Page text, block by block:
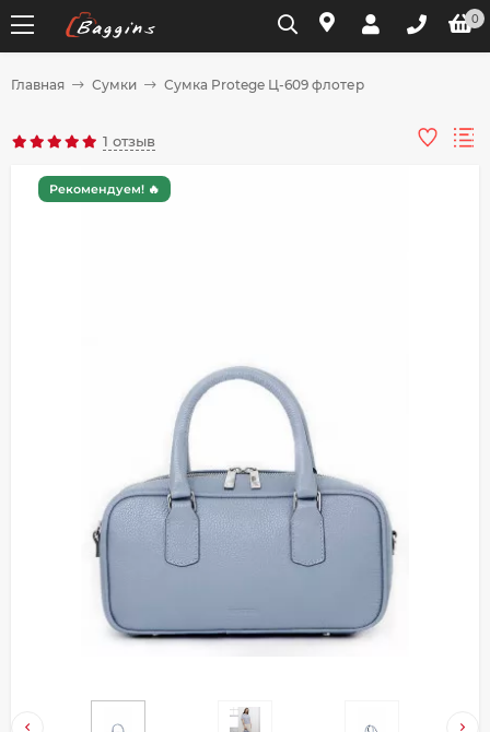
0
Главная Сумки Сумка Protege Ц-609 флотер
1 отзыв
Рекомендуем! 🔥
Разбейте
оплатуна части
Добавляйте товары
в корзину
Оплачивайте сегодня только
% картой любого банка
Получайте товар